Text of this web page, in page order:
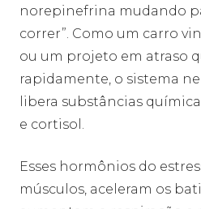
norepinefrina mudando
correr”. Como um carro
ou um projeto em atraso
rapidamente, o sistema
libera substâncias
e cortisol.
Esses hormônios do
músculos, aceleram os